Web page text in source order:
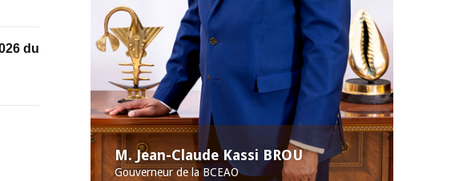
M. Jean-Claude Kassi BROU
Gouverneur de la BCEAO
du